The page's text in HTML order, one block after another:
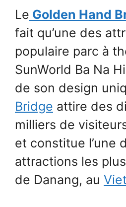
Le Golden Hand
fait qu’une des
populaire parc à
SunWorld Ba Na
de son design
Bridge attire des
milliers de
et constitue l’une
attractions les
de Danang, au